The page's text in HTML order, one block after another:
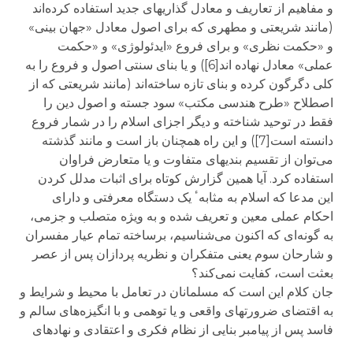
و مفاهیم از تعاریف و معادل گذاریهای جدید استفاده کرده‌اند
(مانند شریعتی و مطهری که برای اصول معادل «جهان بینی»
و «حکمت نظری» و برای فروع «ایدئولوژی» و «حکمت
عملی» معادل نهاده اند[6]) و یا بنای سنتی اصول و فروع را به
کلی دگرگون کرده و بنای تازه ساخته‌اند (مانند شریعتی که از
اصطلاح «طرح هندسی مکتب» سود جسته و اصول دین را
فقط در توحید شناخته و دیگر اجزای اسلام را در شمار فروع
دانسته است[7]) و این راه همچنان باز است و مانند گذشته
می‌توان از تقسیم بندیهای متفاوت و یا متعارض فراوان
استفاده کرد. آیا همین گزارش کوتاه برای اثبات مدلل کردن
این مدعا که اسلام به مثابهٴ یک دستگاه معرفتی و دارای
احکام عملی معین و تعریف شده و به ویژه متصلب و جزمی،
به گونه‌ای که اکنون می‌شناسیم، برساخته تمام عیار مفسران
و شارحان سوم یعنی متفکران و نظریه پردازان پس از عصر
بعثت است، کفایت نمی‌کند؟
جان کلام این است که مسلمانان در تعامل با محیط و شرایط و
به اقتضای ضرورتهای واقعی و یا توهمی و با انگیزه‌های سالم و
فاسد پس از پیامبر بنایی از نظام فکری و اعتقادی و نهادهای